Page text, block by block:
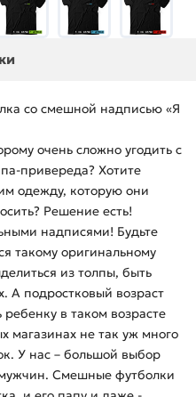
со смешной надписью «Я
очень сложно угодить с
привереда? Хотите
одежду, которую они
Решение есть!
надписями! Будьте
такому оригинальному
из толпы, быть
А подростковый возраст
в таком возрасте
магазинах не так уж много
У нас – большой выбор
Смешные футболки